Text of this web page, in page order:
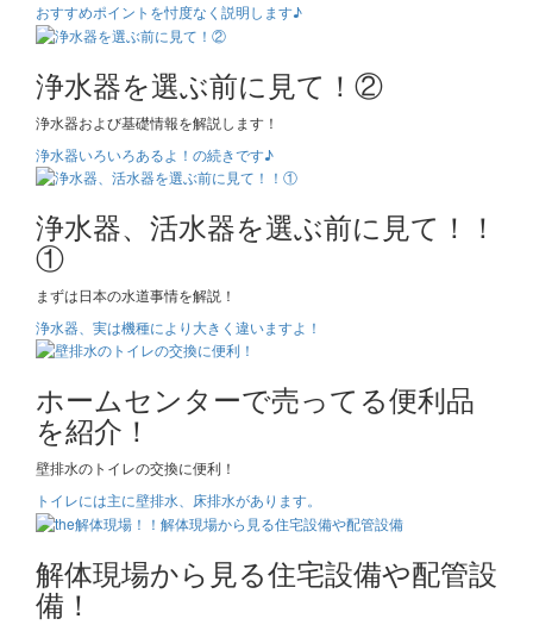
おすすめポイントを忖度なく説明します♪
浄水器を選ぶ前に見て！②
浄水器および基礎情報を解説します！
浄水器いろいろあるよ！の続きです♪
浄水器、活水器を選ぶ前に見て！！
①
まずは日本の水道事情を解説！
浄水器、実は機種により大きく違いますよ！
ホームセンターで売ってる便利品
を紹介！
壁排水のトイレの交換に便利！
トイレには主に壁排水、床排水があります。
解体現場から見る住宅設備や配管設
備！